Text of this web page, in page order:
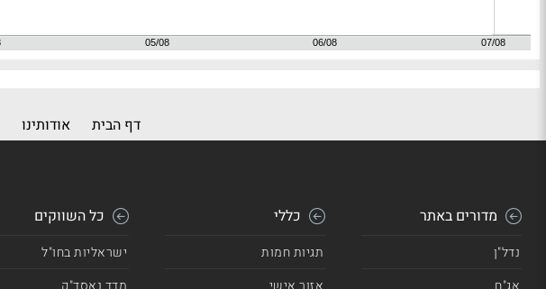
דף הבית אודותינו
מדורים באתר
נדל"ן
כללי
תגיות חמות
כל השווקים
ישראליות בחו"ל